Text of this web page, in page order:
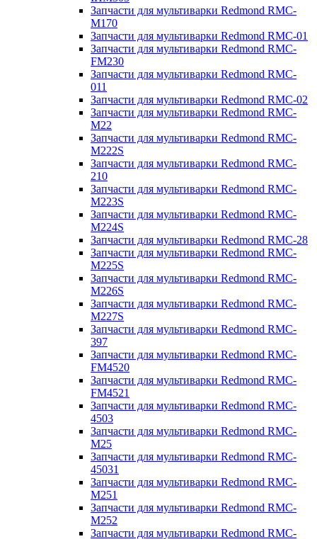
Запчасти для мультиварки Redmond RMC-
M170
Запчасти для мультиварки Redmond RMC-01
Запчасти для мультиварки Redmond RMC-
FM230
Запчасти для мультиварки Redmond RMC-
011
Запчасти для мультиварки Redmond RMC-02
Запчасти для мультиварки Redmond RMC-
M22
Запчасти для мультиварки Redmond RMC-
M222S
Запчасти для мультиварки Redmond RMC-
210
Запчасти для мультиварки Redmond RMC-
M223S
Запчасти для мультиварки Redmond RMC-
M224S
Запчасти для мультиварки Redmond RMC-28
Запчасти для мультиварки Redmond RMC-
M225S
Запчасти для мультиварки Redmond RMC-
M226S
Запчасти для мультиварки Redmond RMC-
M227S
Запчасти для мультиварки Redmond RMC-
397
Запчасти для мультиварки Redmond RMC-
FM4520
Запчасти для мультиварки Redmond RMC-
FM4521
Запчасти для мультиварки Redmond RMC-
4503
Запчасти для мультиварки Redmond RMC-
M25
Запчасти для мультиварки Redmond RMC-
45031
Запчасти для мультиварки Redmond RMC-
M251
Запчасти для мультиварки Redmond RMC-
M252
Запчасти для мультиварки Redmond RMC-